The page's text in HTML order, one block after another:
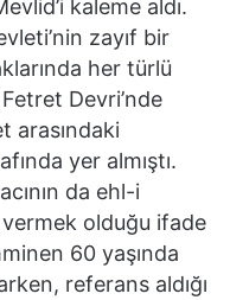
kaleme aldı.
zayıf bir
her türlü
Devri’nde
arasındaki
yer almıştı.
da ehl-i
olduğu ifade
60 yaşında
referans aldığı